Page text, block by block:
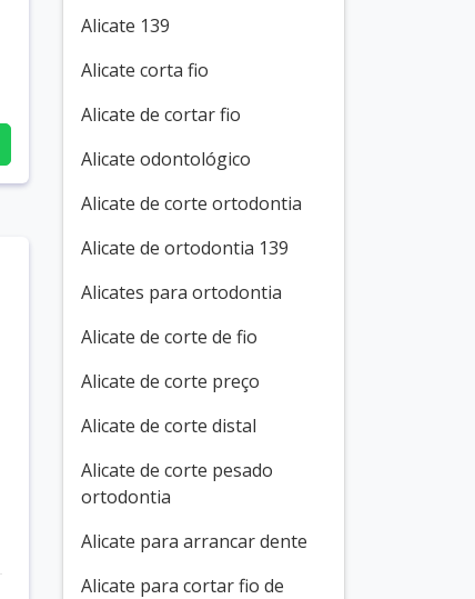
Alicate 139
Alicate corta fio
Alicate de cortar fio
Alicate odontológico
Alicate de corte ortodontia
Alicate de ortodontia 139
Alicates para ortodontia
Alicate de corte de fio
Alicate de corte preço
Alicate de corte distal
Alicate de corte pesado
ortodontia
Alicate para arrancar dente
Alicate para cortar fio de